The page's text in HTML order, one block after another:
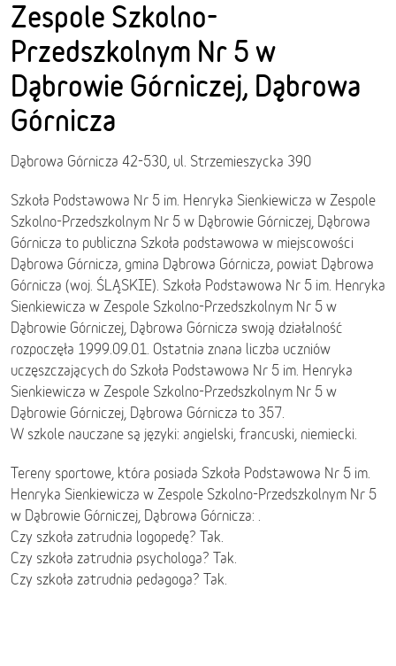
Zespole Szkolno-
Przedszkolnym Nr 5 w
Dąbrowie Górniczej, Dąbrowa
Górnicza
Dąbrowa Górnicza 42-530, ul. Strzemieszycka 390
Szkoła Podstawowa Nr 5 im. Henryka Sienkiewicza w Zespole
Szkolno-Przedszkolnym Nr 5 w Dąbrowie Górniczej, Dąbrowa
Górnicza to publiczna Szkoła podstawowa w miejscowości
Dąbrowa Górnicza, gmina Dąbrowa Górnicza, powiat Dąbrowa
Górnicza (woj. ŚLĄSKIE). Szkoła Podstawowa Nr 5 im. Henryka
Sienkiewicza w Zespole Szkolno-Przedszkolnym Nr 5 w
Dąbrowie Górniczej, Dąbrowa Górnicza swoją działalność
rozpoczęła 1999.09.01. Ostatnia znana liczba uczniów
uczęszczających do Szkoła Podstawowa Nr 5 im. Henryka
Sienkiewicza w Zespole Szkolno-Przedszkolnym Nr 5 w
Dąbrowie Górniczej, Dąbrowa Górnicza to 357.
W szkole nauczane są języki: angielski, francuski, niemiecki.
Tereny sportowe, która posiada Szkoła Podstawowa Nr 5 im.
Henryka Sienkiewicza w Zespole Szkolno-Przedszkolnym Nr 5
w Dąbrowie Górniczej, Dąbrowa Górnicza: .
Czy szkoła zatrudnia logopedę? Tak.
Czy szkoła zatrudnia psychologa? Tak.
Czy szkoła zatrudnia pedagoga? Tak.